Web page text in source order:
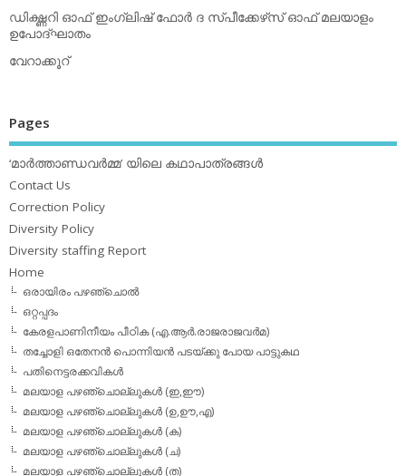
ഡിക്ഷ്ണറി ഓഫ് ഇംഗ്ലിഷ് ഫോര്‍ ദ സ്പീക്കേഴ്‌സ് ഓഫ് മലയാളം
ഉപോദ്ഘാതം
വേറാക്കൂറ്
Pages
‘മാര്‍ത്താണ്ഡവര്‍മ്മ’ യിലെ കഥാപാത്രങ്ങള്‍
Contact Us
Correction Policy
Diversity Policy
Diversity staffing Report
Home
ഒരായിരം പഴഞ്ചൊല്‍
ഒറ്റപ്പദം
കേരളപാണിനീയം പീഠിക (എ.ആര്‍.രാജരാജവര്‍മ)
തച്ചോളി ഒതേനൻ പൊന്നിയൻ പടയ്‌ക്കു പോയ പാട്ടുകഥ
പതിനെട്ടരക്കവികള്‍
മലയാള പഴഞ്ചൊല്ലുകള്‍ (ഇ,ഈ)
മലയാള പഴഞ്ചൊല്ലുകള്‍ (ഉ,ഊ,എ)
മലയാള പഴഞ്ചൊല്ലുകള്‍ (ക)
മലയാള പഴഞ്ചൊല്ലുകള്‍ (ച)
മലയാള പഴഞ്ചൊല്ലുകള്‍ (ത)